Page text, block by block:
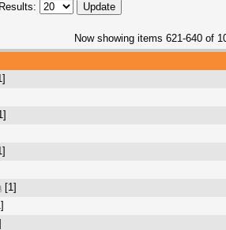
Results:
Now showing items 621-640 of
[1]